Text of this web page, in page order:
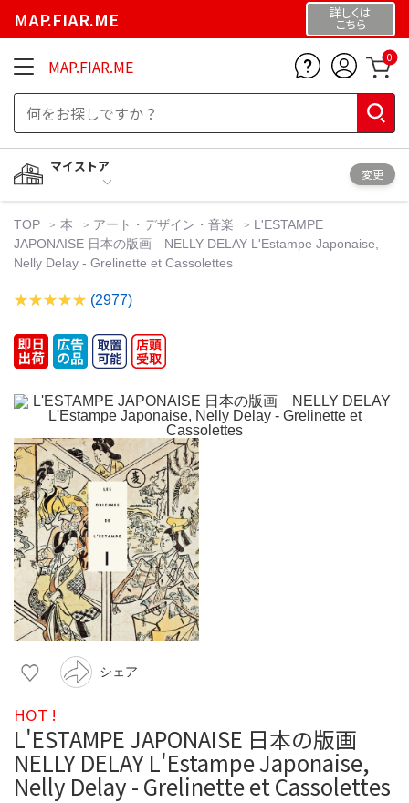
MAP.FIAR.ME 詳しくは
こちら
MAP.FIAR.ME 0
マイストア
変更
TOP 本 アート・デザイン・音楽
L'ESTAMPE
JAPONAISE 日本の版画 NELLY DELAY L'Estampe Japonaise,
Nelly Delay - Grelinette et Cassolettes
(2977)
シェア
HOT !
L'ESTAMPE JAPONAISE 日本の版画
NELLY DELAY L'Estampe Japonaise,
Nelly Delay - Grelinette et Cassolettes